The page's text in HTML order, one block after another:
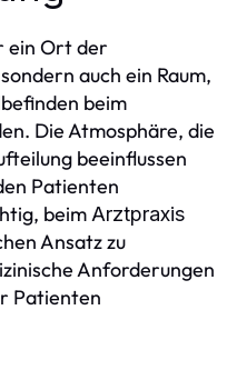
ein Ort der
auch ein Raum,
beim
Die Atmosphäre, die
beeinflussen
Patienten
beim Arztpraxis
Ansatz zu
Anforderungen
Patienten